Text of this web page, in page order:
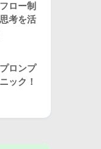
ロー制
考を活
ロンプ
ック！